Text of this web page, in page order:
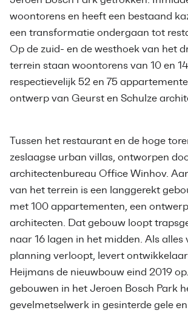
woontorens en heeft een bestaand
een transformatie ondergaan tot
Op de zuid- en de westhoek van het
terrein staan woontorens van 10 en
respectievelijk 52 en 75
ontwerp van Geurst en Schulze
Tussen het restaurant en de hoge
zeslaagse urban villas, ontworpen
architectenbureau Office Winhov.
van het terrein is een langgerekt
met 100 appartementen, een
architecten. Dat gebouw loopt
naar 16 lagen in het midden. Als alles
planning verloopt, levert
Heijmans de nieuwbouw eind 2019
gebouwen in het Jeroen Bosch Park
gevelmetselwerk in gesinterde gele